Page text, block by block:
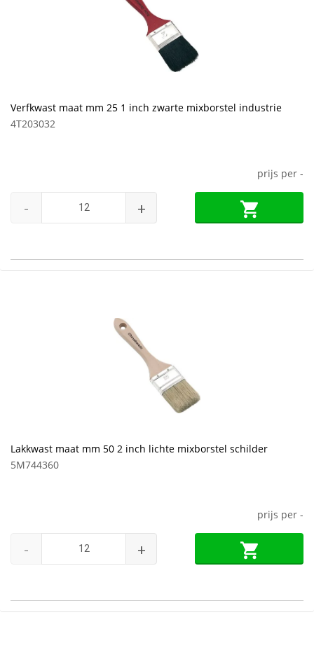
Verfkwast maat mm 25 1 inch zwarte mixborstel industrie
4T203032
prijs per -
- +
Lakkwast maat mm 50 2 inch lichte mixborstel schilder
5M744360
prijs per -
- +